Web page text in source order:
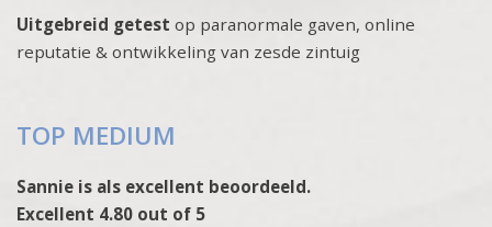
Uitgebreid getest op paranormale gaven, online
reputatie & ontwikkeling van zesde zintuig
TOP MEDIUM
Sannie is als excellent beoordeeld.
Excellent 4.80 out of 5